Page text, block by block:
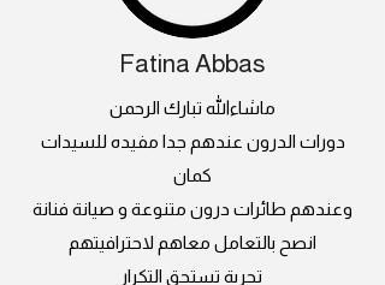
Fatina Abbas
ماشاءالله تبارك الرحمن
دورات الدرون عندهم جدا مفيده للسيدات
كمان
وعندهم طائرات درون متنوعة و صيانة فنانة
انصح بالتعامل معاهم لاحترافيتهم